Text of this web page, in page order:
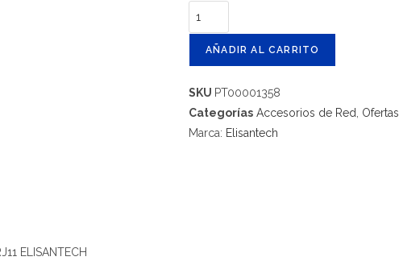
AÑADIR AL CARRITO
SKU PT00001358
Categorías Accesorios de Red Ofertas
Marca: Elisantech
ELISANTECH